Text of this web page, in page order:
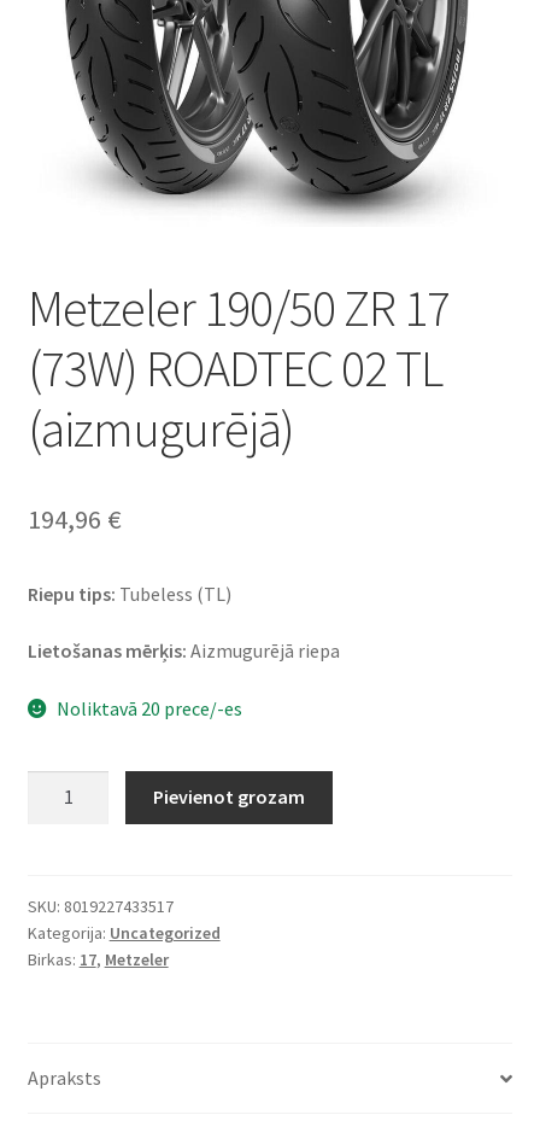
Metzeler 190/50 ZR 17
(73W) ROADTEC 02 TL
(aizmugurējā)
194,96 €
Riepu tips: Tubeless (TL)
Lietošanas mērķis: Aizmugurējā riepa
Noliktavā 20 prece/-es
(73W)
ROADTEC
02
Pievienot grozam
SKU: 8019227433517
Kategorija: Uncategorized
Birkas: 17, Metzeler
Apraksts